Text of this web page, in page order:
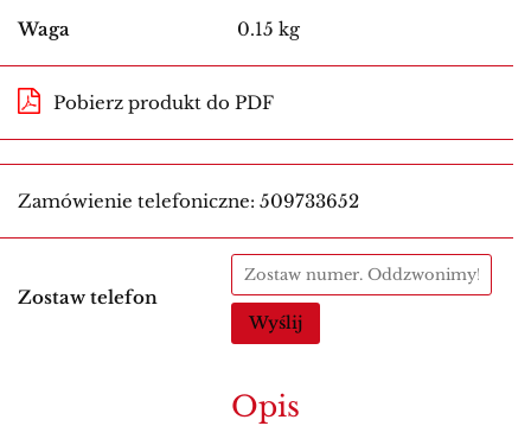
Waga 0.15 kg
Pobierz produkt do PDF
Zamówienie telefoniczne: 509733652
Zostaw telefon
Wyślij
Opis